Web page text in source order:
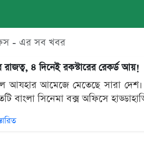
- এর সব খবর
৪ দিনেই রকস্টারের রেকর্ড আয়!
আযহার আমেজে মেতেছে সারা
বাংলা সিনেমা বক্স অফিসে